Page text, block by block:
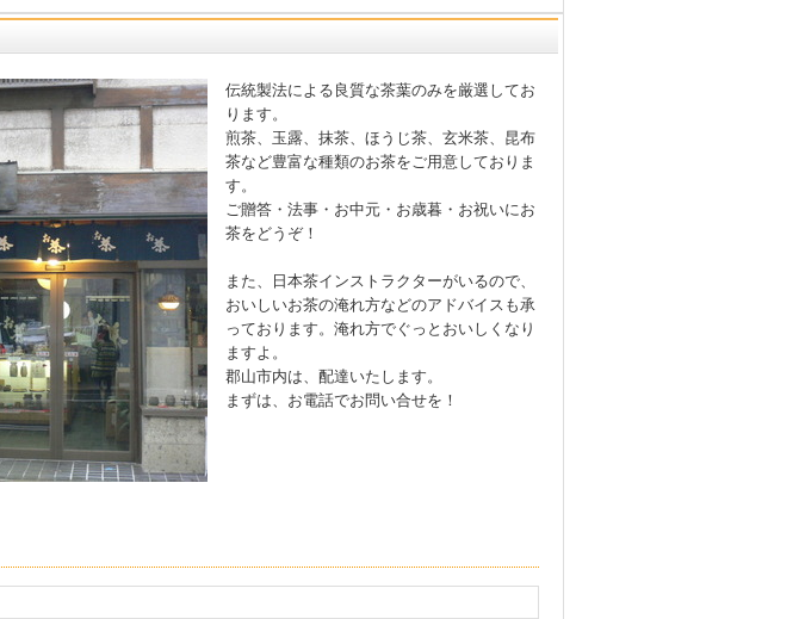
伝統製法による良質な茶葉のみを厳選してお
ります。
煎茶、玉露、抹茶、ほうじ茶、玄米茶、昆布
茶など豊富な種類のお茶をご用意しておりま
す。
ご贈答・法事・お中元・お歳暮・お祝いにお
茶をどうぞ！
また、日本茶インストラクターがいるので、
おいしいお茶の淹れ方などのアドバイスも承
っております。淹れ方でぐっとおいしくなり
ますよ。
郡山市内は、配達いたします。
まずは、お電話でお問い合せを！